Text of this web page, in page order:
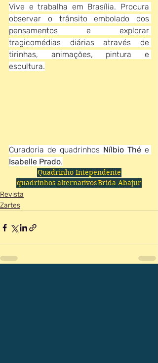
Vive e trabalha em Brasília. Procura
observar o trânsito embolado dos
pensamentos e explorar
tragicomédias diárias através de
tirinhas, animações, pintura e
escultura.
Curadoria de quadrinhos Nílbio Thé
Isabelle Prado.
Quadrinho Intependente
quadrinhos alternativosBrida Abajur
Revista
Zartes